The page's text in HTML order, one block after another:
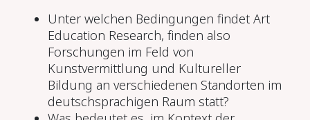
Unter welchen Bedingungen findet Art
Education Research, finden also
Forschungen im Feld von
Kunstvermittlung und Kultureller
Bildung an verschiedenen Standorten im
deutschsprachigen Raum statt?